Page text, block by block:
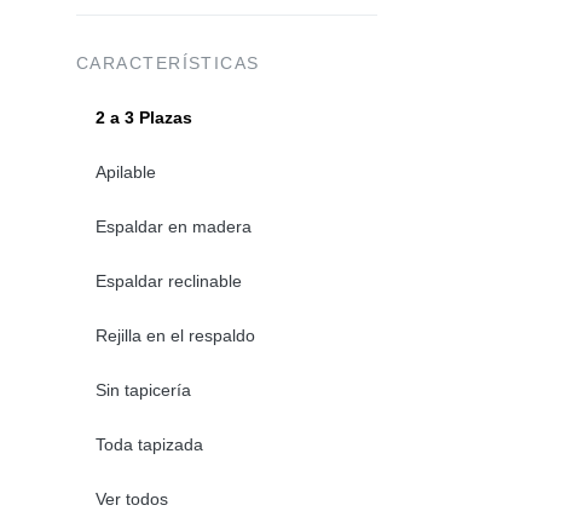
CARACTERÍSTICAS
2 a 3 Plazas
Apilable
Espaldar en madera
Espaldar reclinable
Rejilla en el respaldo
Sin tapicería
Toda tapizada
Ver todos